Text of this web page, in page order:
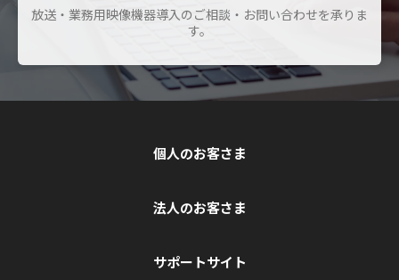
放送・業務用映像機器導入のご相談・お問い合わせを承りま
す。
個人のお客さま
法人のお客さま
サポートサイト